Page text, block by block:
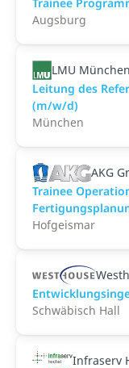
Augsburg
LMU München
Leitung des
(m/w/d)
München
AKG
Trainee
Hofgeismar
Schwäbisch Hall
Infraserv